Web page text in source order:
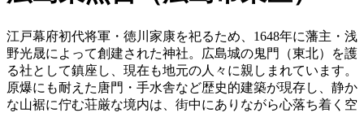
江戸幕府初代将軍・徳川家康を祀るため、1648年に藩主・浅
野光晟によって創建された神社。広島城の鬼門（東北）を護
る社として鎮座し、現在も地元の人々に親しまれています。
原爆にも耐えた唐門・手水舎など歴史的建築が現存し、静か
な山裾に佇む荘厳な境内は、街中にありながら心落ち着く空